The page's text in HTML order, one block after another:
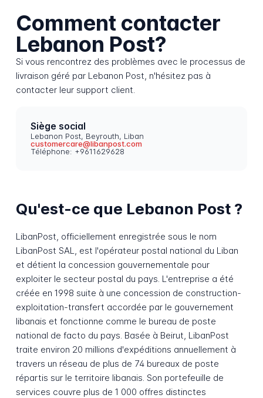
Comment contacter
Lebanon Post?
Si vous rencontrez des problèmes avec le processus de
livraison géré par Lebanon Post, n'hésitez pas à
contacter leur support client.
Siège social
Lebanon Post, Beyrouth, Liban
customercare@libanpost.com
Téléphone: +9611629628
Qu'est-ce que Lebanon Post ?
LibanPost, officiellement enregistrée sous le nom
LibanPost SAL, est l'opérateur postal national du Liban
et détient la concession gouvernementale pour
exploiter le secteur postal du pays. L'entreprise a été
créée en 1998 suite à une concession de construction-
exploitation-transfert accordée par le gouvernement
libanais et fonctionne comme le bureau de poste
national de facto du pays. Basée à Beirut, LibanPost
traite environ 20 millions d'expéditions annuellement à
travers un réseau de plus de 74 bureaux de poste
répartis sur le territoire libanais. Son portefeuille de
services couvre plus de 1 000 offres distinctes